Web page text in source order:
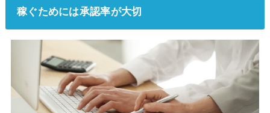
稼ぐためには承認率が大切